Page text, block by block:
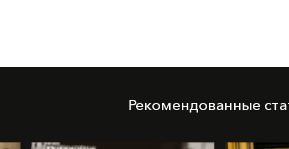
Рекомендованные